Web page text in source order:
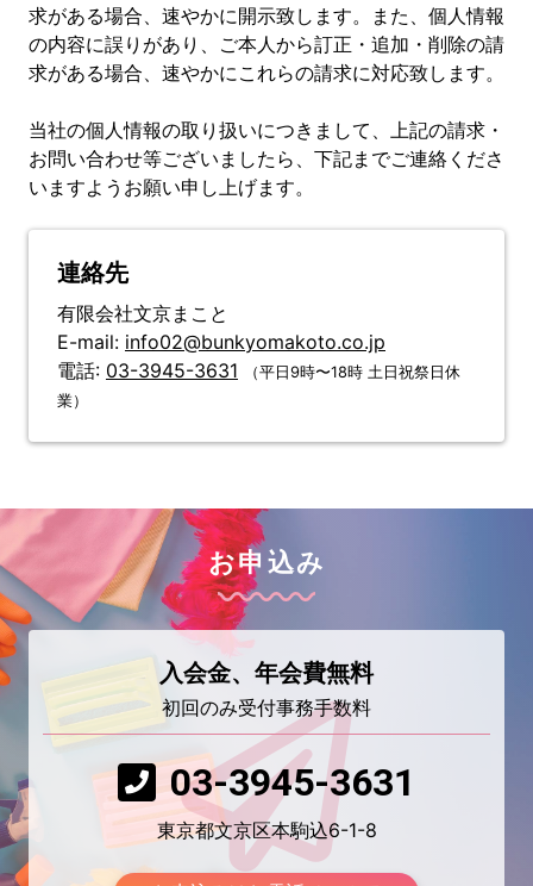
求がある場合、速やかに開示致します。
また、個人情報
の内容に誤りがあり、ご本人から訂正・追加・削除の請
求がある場合、速やかにこれらの請求に対応致します。
当社の個人情報の取り扱いにつきまして、上記の請求・
お問い合わせ等ございましたら、下記までご連絡くださ
いますようお願い申し上げます。
連絡先
有限会社文京まこと
E-mail: info02@bunkyomakoto.co.jp
電話: 03-3945-3631
（平日9時〜18時 土日祝祭日休
業）
お申込み
入会金、年会費無料
初回のみ受付事務手数料
03-3945-3631
東京都文京区本駒込6-1-8